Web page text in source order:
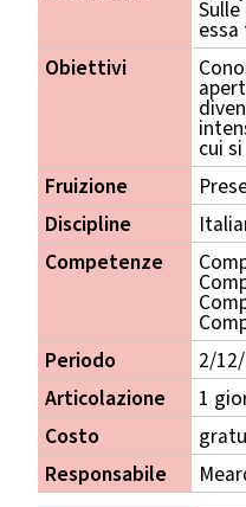
Obiettivi
cui
Fruizione
Discipline
Competenze
Periodo
2/
Articolazione
1
Costo
Responsabile